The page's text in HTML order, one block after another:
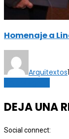
Homenaje a
Arquitextos
DEJA UNA
Social connect: